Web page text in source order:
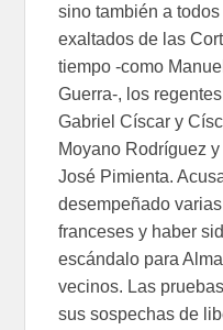
sino también a
exaltados de las
tiempo -como
Guerra-, los
Gabriel Císcar y
Moyano Rodríguez
José Pimienta.
desempeñado
franceses y haber
escándalo para
vecinos. Las
sus sospechas de